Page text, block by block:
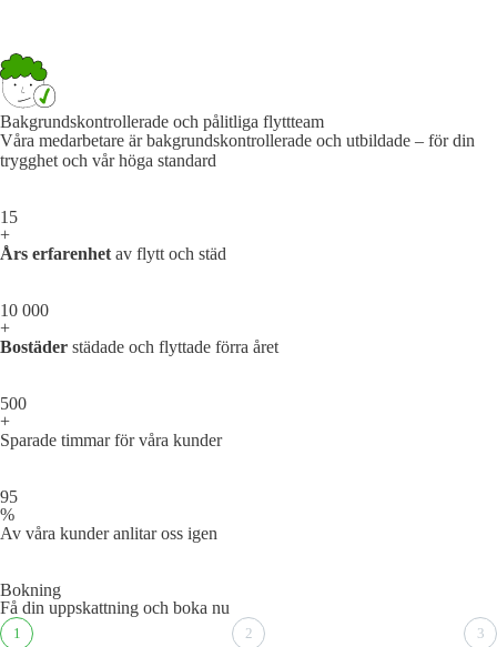
Bakgrundskontrollerade och pålitliga flyttteam
Våra medarbetare är bakgrundskontrollerade och utbildade – för din
trygghet och vår höga standard
15
+
Års erfarenhet av flytt och städ
10 000
+
Bostäder städade och flyttade förra året
500
+
Sparade timmar för våra kunder
95
%
Av våra kunder anlitar oss igen
Bokning
Få din uppskattning och boka nu
1 2 3